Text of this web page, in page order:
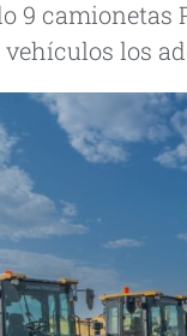
9
los